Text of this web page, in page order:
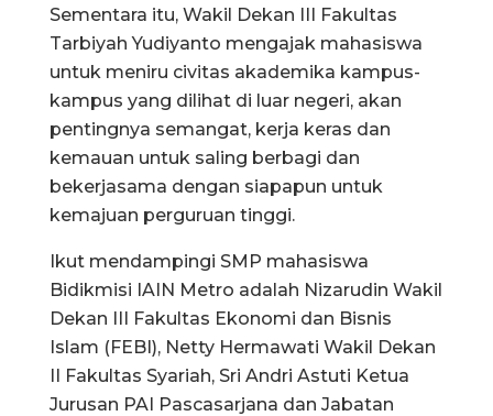
Sementara itu, Wakil Dekan III Fakultas
Tarbiyah Yudiyanto mengajak mahasiswa
untuk meniru civitas akademika kampus-
kampus yang dilihat di luar negeri, akan
pentingnya semangat, kerja keras dan
kemauan untuk saling berbagi dan
bekerjasama dengan siapapun untuk
kemajuan perguruan tinggi.
Ikut mendampingi SMP mahasiswa
Bidikmisi IAIN Metro adalah Nizarudin Wakil
Dekan III Fakultas Ekonomi dan Bisnis
Islam (FEBI), Netty Hermawati Wakil Dekan
II Fakultas Syariah, Sri Andri Astuti Ketua
Jurusan PAI Pascasarjana dan Jabatan